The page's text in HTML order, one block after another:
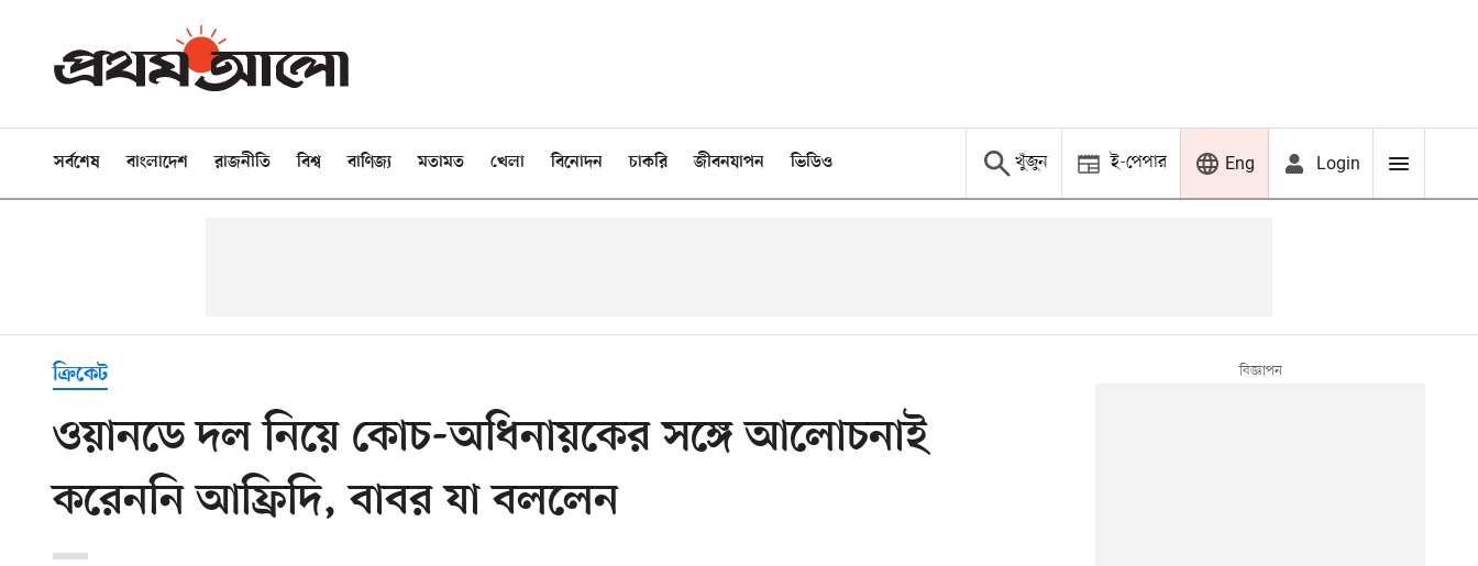
সর্বশেষ বাংলাদেশ রাজনীতি বিশ্ব বাণিজ্য মতামত খেলা বিনোদন চাকরি জীবনযাপন ভিডিও খুঁজুন ই-পেপার Eng Login
ক্রিকেট
ওয়ানডে দল নিয়ে কোচ-অধিনায়কের সঙ্গে আলোচনাই
করেননি আফ্রিদি, বাবর যা বললেন